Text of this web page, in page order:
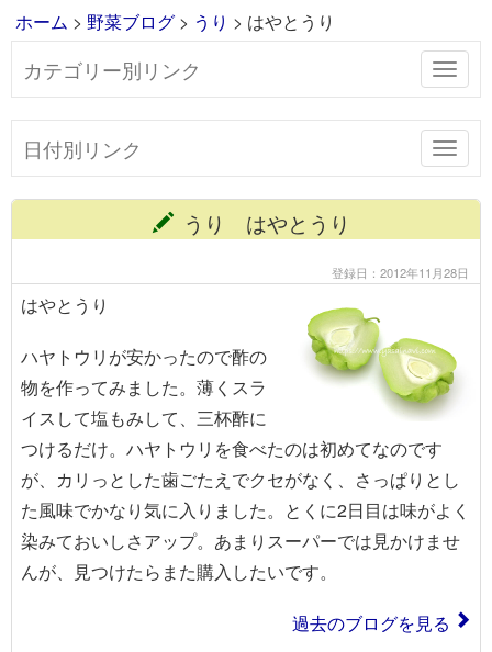
ホーム > 野菜ブログ > うり > はやとうり
カテゴリー別リンク
日付別リンク
うり はやとうり
登録日：2012年11月28日
はやとうり
ハヤトウリが安かったので酢の
物を作ってみました。薄くスラ
イスして塩もみして、三杯酢に
つけるだけ。ハヤトウリを食べたのは初めてなのです
が、カリっとした歯ごたえでクセがなく、さっぱりとし
た風味でかなり気に入りました。とくに2日目は味がよく
染みておいしさアップ。あまりスーパーでは見かけませ
んが、見つけたらまた購入したいです。
過去のブログを見る